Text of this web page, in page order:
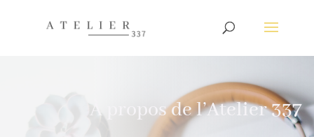
À propos de l’Atelier 337